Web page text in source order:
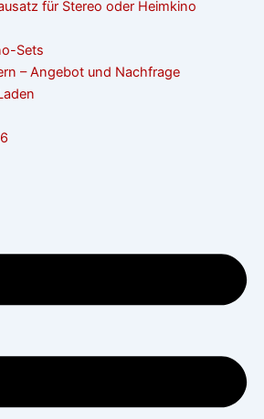
für Stereo oder Heimkino
Sets
– Angebot und Nachfrage